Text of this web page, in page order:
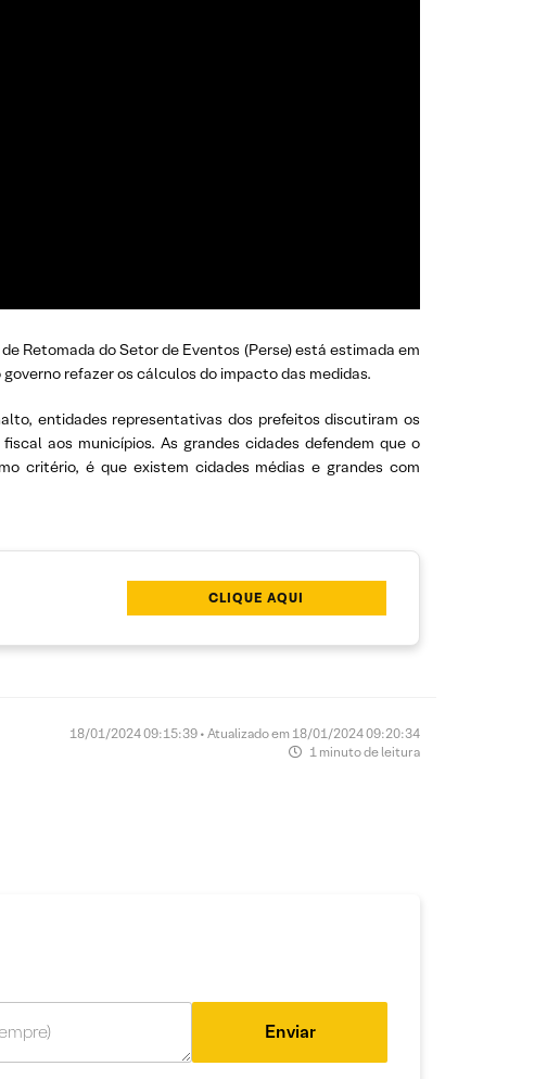
Retomada do Setor de Eventos (Perse) está estimada em
refazer os cálculos do impacto das medidas.
entidades representativas dos prefeitos discutiram os
aos municípios. As grandes cidades defendem que o
critério, é que existem cidades médias e grandes com
CLIQUE AQUI
18/01/2024 09:15:39 • Atualizado em 18/01/2024 09:20:34
1 minuto de leitura
Enviar